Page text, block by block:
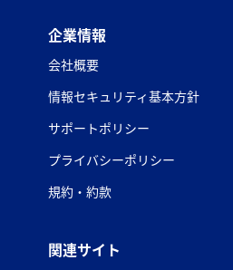
企業情報
会社概要
情報セキュリティ基本方針
サポートポリシー
プライバシーポリシー
規約・約款
関連サイト